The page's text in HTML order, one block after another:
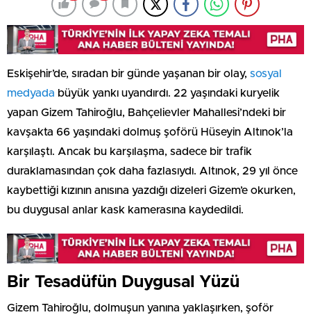
Eskişehir’de, sıradan bir günde yaşanan bir olay, sosyal
medyada büyük yankı uyandırdı. 22 yaşındaki kuryelik
yapan Gizem Tahiroğlu, Bahçelievler Mahallesi’ndeki bir
kavşakta 66 yaşındaki dolmuş şoförü Hüseyin Altınok’la
karşılaştı. Ancak bu karşılaşma, sadece bir trafik
duraklamasından çok daha fazlasıydı. Altınok, 29 yıl önce
kaybettiği kızının anısına yazdığı dizeleri Gizem’e okurken,
bu duygusal anlar kask kamerasına kaydedildi.
Bir Tesadüfün Duygusal Yüzü
Gizem Tahiroğlu, dolmuşun yanına yaklaşırken, şoför